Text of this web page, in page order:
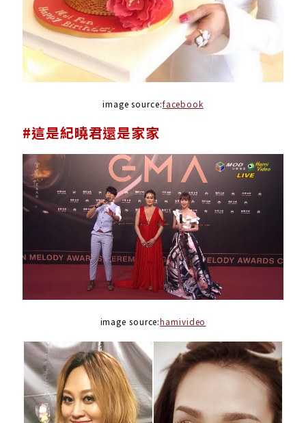
image source:facebook
#這是紀曉君還是家家
image source:hamivideo